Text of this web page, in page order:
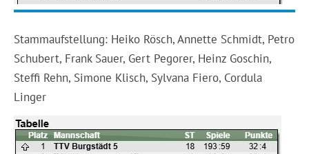
Stammaufstellung: Heiko Rösch, Annette Schmidt, Petro
Schubert, Frank Sauer, Gert Pegorer, Heinz Goschin,
Steffi Rehn, Simone Klisch, Sylvana Fiero, Cordula
Linger